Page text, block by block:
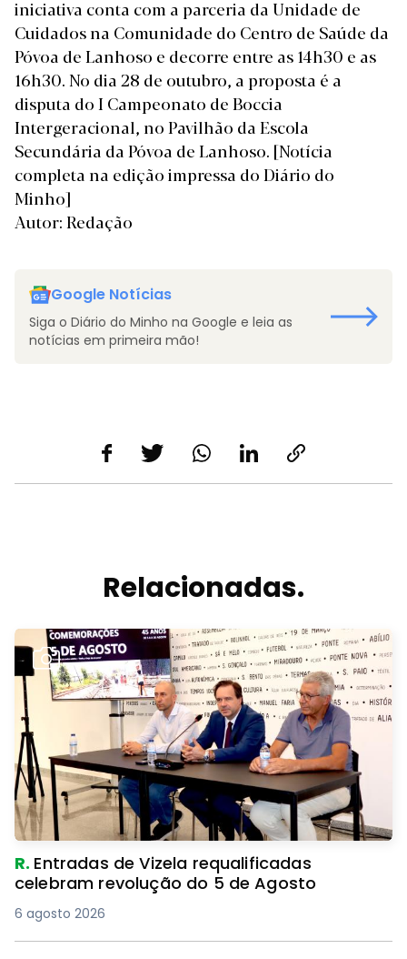
iniciativa conta com a parceria da Unidade de
Cuidados na Comunidade do Centro de Saúde da
Póvoa de Lanhoso e decorre entre as 14h30 e as
16h30. No dia 28 de outubro, a proposta é a
disputa do I Campeonato de Boccia
Intergeracional, no Pavilhão da Escola
Secundária da Póvoa de Lanhoso. [Notícia
completa na edição impressa do Diário do
Minho]
Autor: Redação
Google Notícias
Siga o Diário do Minho na Google e leia as
notícias em primeira mão!
Relacionadas.
R. Entradas de Vizela requalificadas
celebram revolução do 5 de Agosto
6 agosto 2026